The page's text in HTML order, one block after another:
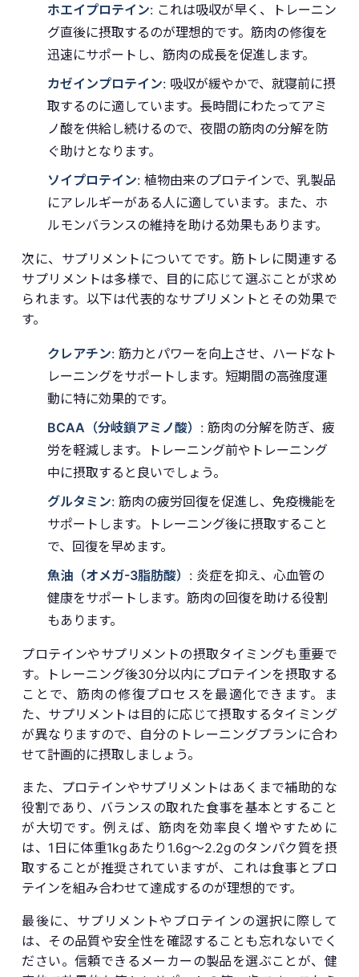
ホエイプロテイン: これは吸収が早く、トレーニン
グ直後に摂取するのが理想的です。筋肉の修復を
迅速にサポートし、筋肉の成長を促進します。
カゼインプロテイン: 吸収が緩やかで、就寝前に摂
取するのに適しています。長時間にわたってアミ
ノ酸を供給し続けるので、夜間の筋肉の分解を防
ぐ助けとなります。
ソイプロテイン: 植物由来のプロテインで、乳製品
にアレルギーがある人に適しています。また、ホ
ルモンバランスの維持を助ける効果もあります。
次に、サプリメントについてです。筋トレに関連する
サプリメントは多様で、目的に応じて選ぶことが求め
られます。以下は代表的なサプリメントとその効果で
す。
クレアチン: 筋力とパワーを向上させ、ハードなト
レーニングをサポートします。短期間の高強度運
動に特に効果的です。
BCAA（分岐鎖アミノ酸） : 筋肉の分解を防ぎ、疲
労を軽減します。トレーニング前やトレーニング
中に摂取すると良いでしょう。
グルタミン: 筋肉の疲労回復を促進し、免疫機能を
サポートします。トレーニング後に摂取すること
で、回復を早めます。
魚油（オメガ-3脂肪酸） : 炎症を抑え、心血管の
健康をサポートします。筋肉の回復を助ける役割
もあります。
プロテインやサプリメントの摂取タイミングも重要で
す。トレーニング後30分以内にプロテインを摂取する
ことで、筋肉の修復プロセスを最適化できます。ま
た、サプリメントは目的に応じて摂取するタイミング
が異なりますので、自分のトレーニングプランに合わ
せて計画的に摂取しましょう。
また、プロテインやサプリメントはあくまで補助的な
役割であり、バランスの取れた食事を基本とすること
が大切です。例えば、筋肉を効率良く増やすために
は、1日に体重1kgあたり1.6g〜2.2gのタンパク質を摂
取することが推奨されていますが、これは食事とプロ
テインを組み合わせて達成するのが理想的です。
最後に、サプリメントやプロテインの選択に際して
は、その品質や安全性を確認することも忘れないでく
ださい。信頼できるメーカーの製品を選ぶことが、健